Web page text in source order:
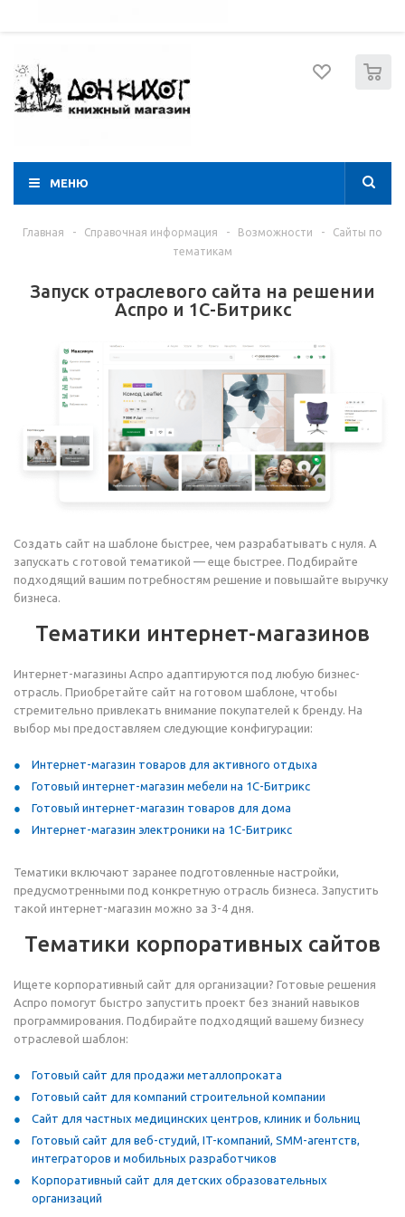
МЕНЮ
Главная - Справочная информация - Возможности -
Сайты по
тематикам
Запуск отраслевого сайта на решении
Аспро и 1С-Битрикс
Создать сайт на шаблоне быстрее, чем разрабатывать с нуля. А
запускать с готовой тематикой — еще быстрее. Подбирайте
подходящий вашим потребностям решение и повышайте выручку
бизнеса.
Тематики интернет-магазинов
Интернет-магазины Аспро адаптируются под любую бизнес-
отрасль. Приобретайте сайт на готовом шаблоне, чтобы
стремительно привлекать внимание покупателей к бренду. На
выбор мы предоставляем следующие конфигурации:
Интернет-магазин товаров для активного отдыха
Готовый интернет-магазин мебели на 1С-Битрикс
Готовый интернет-магазин товаров для дома
Интернет-магазин электроники на 1С-Битрикс
Тематики включают заранее подготовленные настройки,
предусмотренными под конкретную отрасль бизнеса. Запустить
такой интернет-магазин можно за 3-4 дня.
Тематики корпоративных сайтов
Ищете корпоративный сайт для организации? Готовые решения
Аспро помогут быстро запустить проект без знаний навыков
программирования. Подбирайте подходящий вашему бизнесу
отраслевой шаблон:
Готовый сайт для продажи металлопроката
Готовый сайт для компаний строительной компании
Сайт для частных медицинских центров, клиник и больниц
Готовый сайт для веб-студий, IT-компаний, SMM-агентств,
интеграторов и мобильных разработчиков
Корпоративный сайт для детских образовательных
организаций